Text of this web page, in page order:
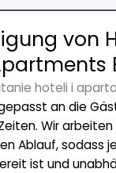
von
an die
Wir
Ablauf, sodass
ist und